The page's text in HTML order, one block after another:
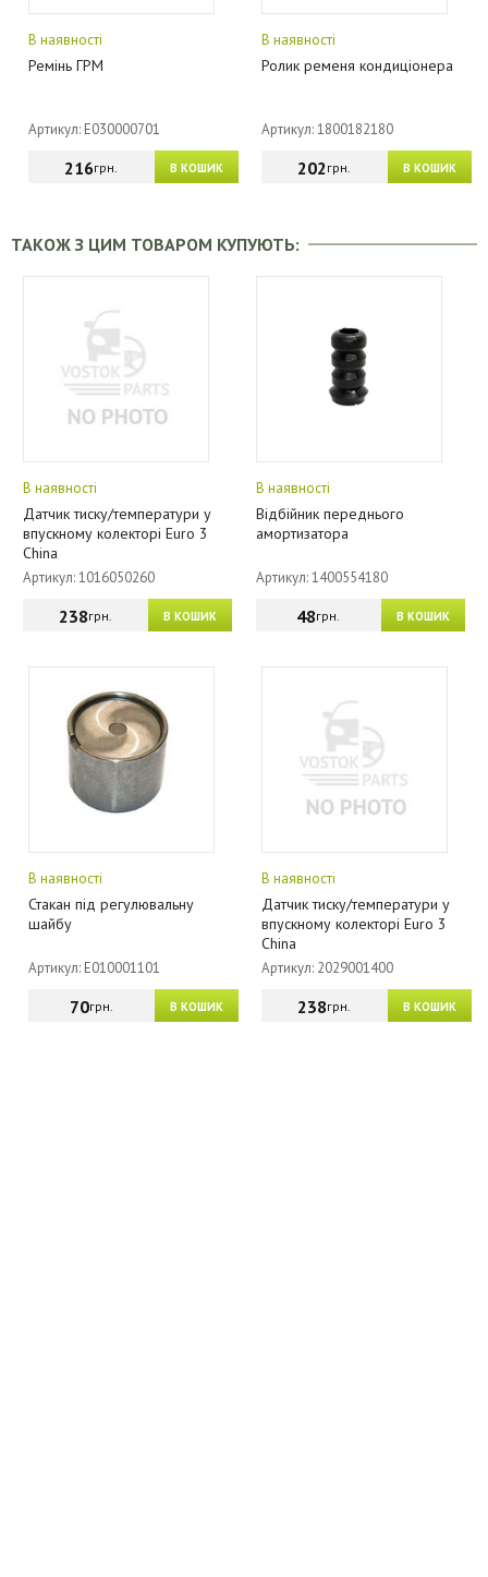
В наявності
Ремінь ГРМ
Артикул: E030000701
В КОШИК
216грн.
В наявності
Ролик ременя кондиціонера
Артикул: 1800182180
В КОШИК
202грн.
ТАКОЖ З ЦИМ ТОВАРОМ КУПУЮТЬ:
В наявності
Датчик тиску/температури у
впускному колекторі Euro 3
China
Артикул: 1016050260
В КОШИК
238грн.
В наявності
Відбійник переднього
амортизатора
Артикул: 1400554180
В КОШИК
48грн.
В наявності
Стакан під регулювальну
шайбу
Артикул: E010001101
В КОШИК
70грн.
В наявності
Датчик тиску/температури у
впускному колекторі Euro 3
China
Артикул: 2029001400
В КОШИК
238грн.